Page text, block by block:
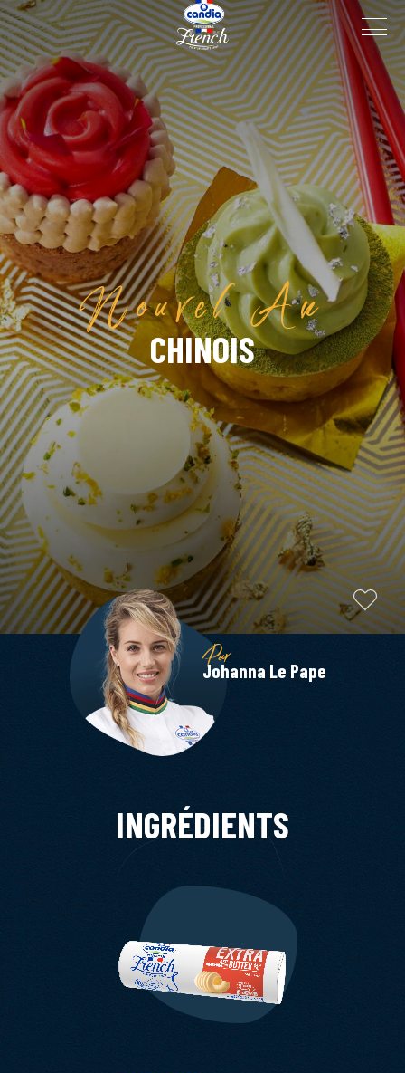
Nouvel An
CHINOIS
Par
Johanna Le Pape
INGRÉDIENTS